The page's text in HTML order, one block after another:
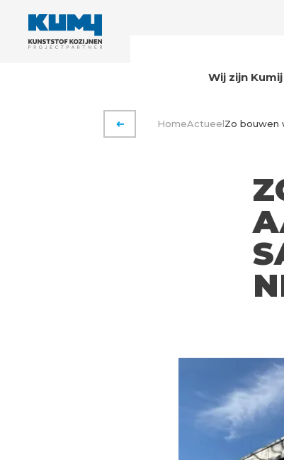
Wij zijn Kumij
VORIGE PAGINA
HomeActueelZo bouwen